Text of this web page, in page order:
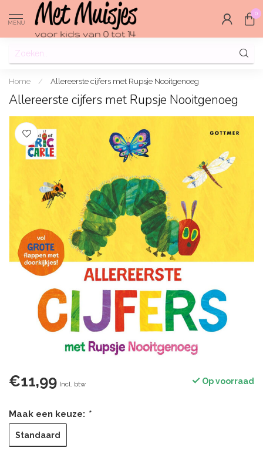
MENU
0
Home / Allereerste cijfers met Rupsje Nooitgenoeg
Allereerste cijfers met Rupsje Nooitgenoeg
€11,99 Incl. btw Op voorraad
Maak een keuze: *
Standaard